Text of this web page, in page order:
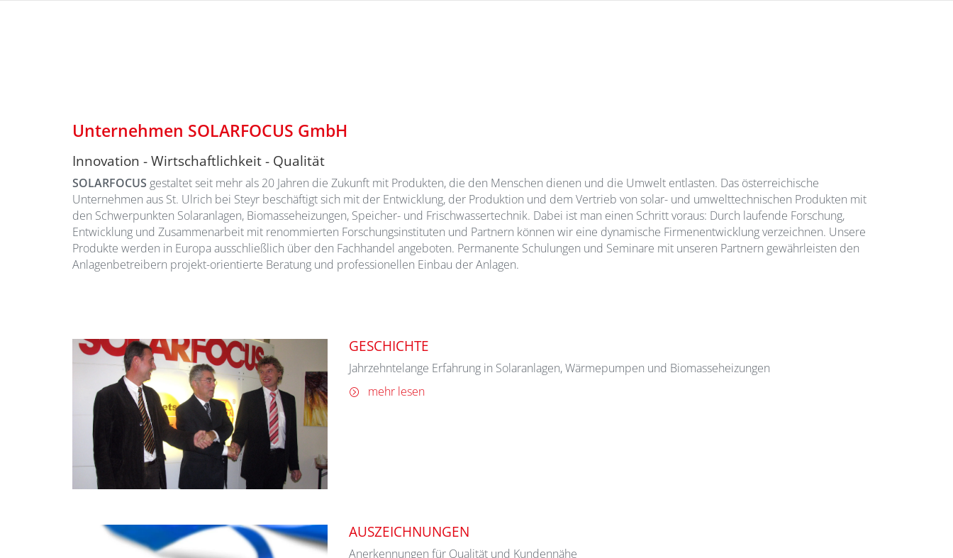
Unternehmen SOLARFOCUS GmbH
Innovation - Wirtschaftlichkeit - Qualität
SOLARFOCUS gestaltet seit mehr als 20 Jahren die Zukunft mit Produkten, die den Menschen dienen und die Umwelt entlasten. Das österreichische
Unternehmen aus St. Ulrich bei Steyr beschäftigt sich mit der Entwicklung, der Produktion und dem Vertrieb von solar- und umwelttechnischen Produkten mit
den Schwerpunkten Solaranlagen, Biomasseheizungen, Speicher- und Frischwassertechnik. Dabei ist man einen Schritt voraus: Durch laufende Forschung,
Entwicklung und Zusammenarbeit mit renommierten Forschungsinstituten und Partnern können wir eine dynamische Firmenentwicklung verzeichnen. Unsere
Produkte werden in Europa ausschließlich über den Fachhandel angeboten. Permanente Schulungen und Seminare mit unseren Partnern gewährleisten den
Anlagenbetreibern projekt-orientierte Beratung und professionellen Einbau der Anlagen.
GESCHICHTE
Jahrzehntelange Erfahrung in Solaranlagen, Wärmepumpen und Biomasseheizungen
mehr lesen
AUSZEICHNUNGEN
Anerkennungen für Qualität und Kundennähe